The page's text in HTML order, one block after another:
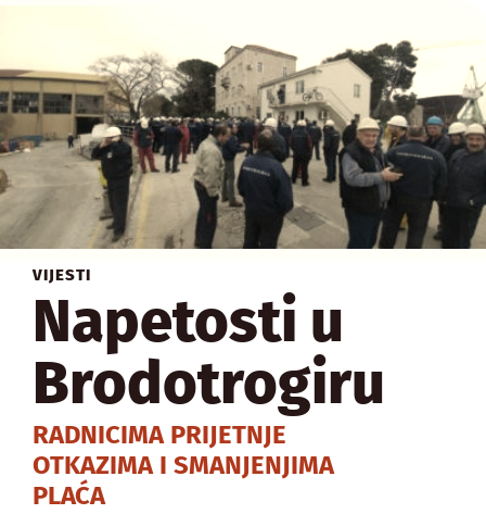
VIJESTI
Napetosti u
Brodotrogiru
RADNICIMA PRIJETNJE
OTKAZIMA I SMANJENJIMA
PLAĆA